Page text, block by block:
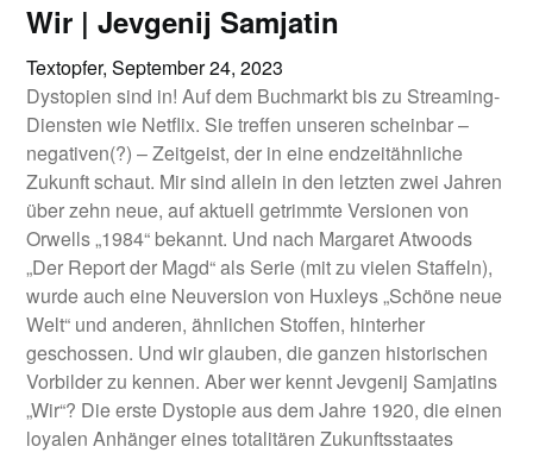
Wir | Jevgenij Samjatin
Textopfer,September 24, 2023
Dystopien sind in! Auf dem Buchmarkt bis zu Streaming-
Diensten wie Netflix. Sie treffen unseren scheinbar –
negativen(?) – Zeitgeist, der in eine endzeitähnliche
Zukunft schaut. Mir sind allein in den letzten zwei Jahren
über zehn neue, auf aktuell getrimmte Versionen von
Orwells „1984“ bekannt. Und nach Margaret Atwoods
„Der Report der Magd“ als Serie (mit zu vielen Staffeln),
wurde auch eine Neuversion von Huxleys „Schöne neue
Welt“ und anderen, ähnlichen Stoffen, hinterher
geschossen. Und wir glauben, die ganzen historischen
Vorbilder zu kennen. Aber wer kennt Jevgenij Samjatins
„Wir“? Die erste Dystopie aus dem Jahre 1920, die einen
loyalen Anhänger eines totalitären Zukunftsstaates